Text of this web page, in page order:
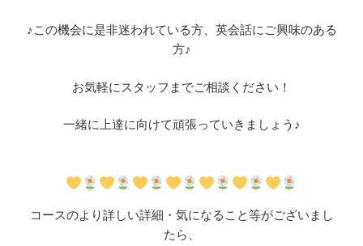
♪この機会に是非迷われている方、英会話にご興味のある
方♪
お気軽にスタッフまでご相談ください！
一緒に上達に向けて頑張っていきましょう♪
コースのより詳しい詳細・気になること等がございまし
たら、